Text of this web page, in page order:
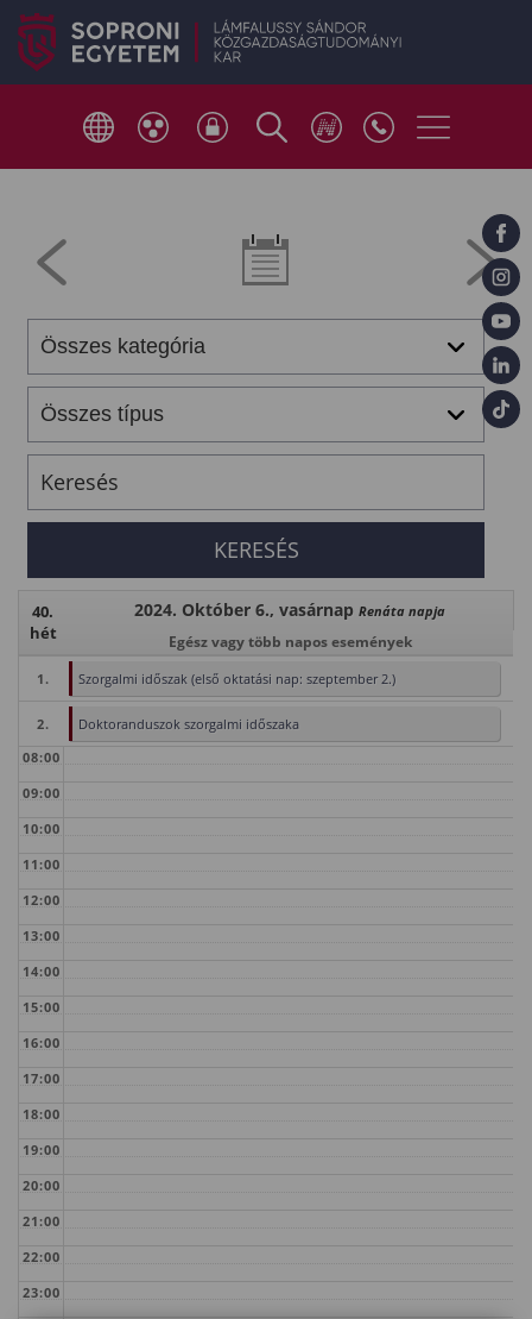
40.
hét
2024. Október 6., vasárnap Renáta napja
Egész vagy több napos események
1. Szorgalmi időszak (első oktatási nap: szeptember 2.)
2.
Doktoranduszok szorgalmi időszaka
08:00
09:00
10:00
11:00
12:00
13:00
14:00
15:00
16:00
17:00
18:00
19:00
20:00
21:00
22:00
23:00